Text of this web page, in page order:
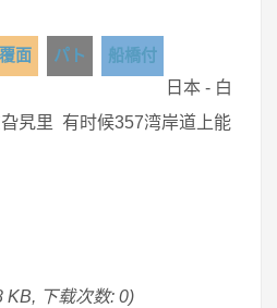
覆面 パト
船橋付
日本 - 白
旯里 有时候357湾岸道上能
KB, 下载次数: 0)